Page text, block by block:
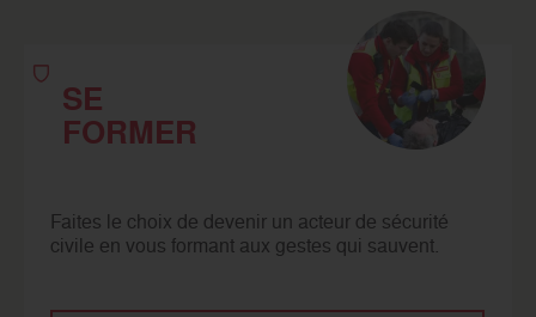
SE
FORMER
Faites le choix de devenir un acteur de sécurité
civile en vous formant aux gestes qui sauvent.